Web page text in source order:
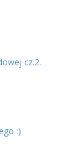
cz.2.
:)